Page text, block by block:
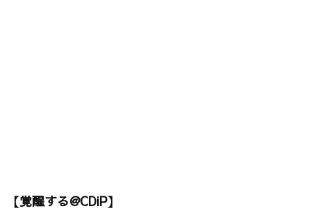
【覚醒する@CDiP】